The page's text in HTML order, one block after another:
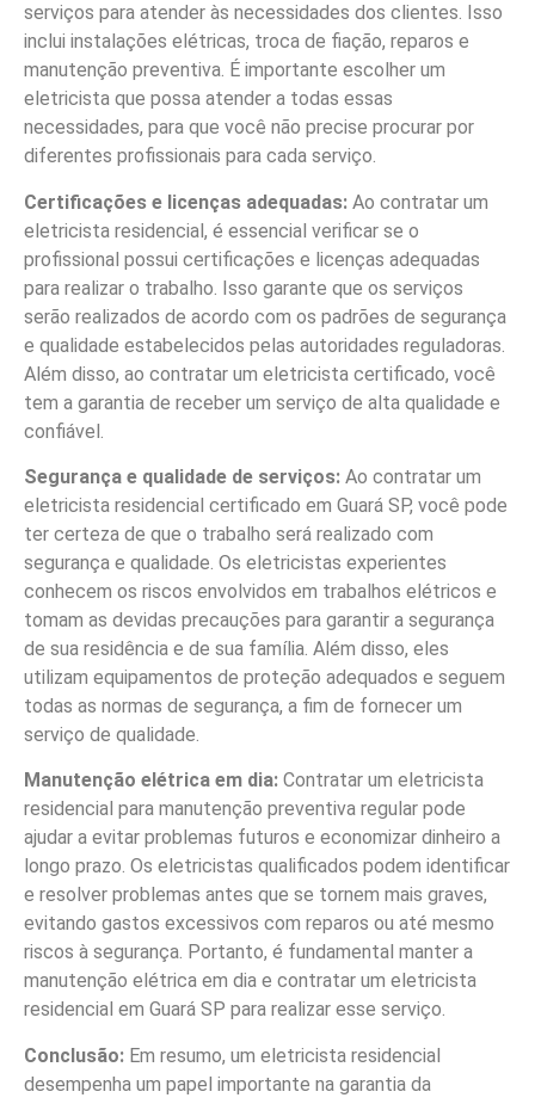
serviços para atender às necessidades dos clientes. Isso
inclui instalações elétricas, troca de fiação, reparos e
manutenção preventiva. É importante escolher um
eletricista que possa atender a todas essas
necessidades, para que você não precise procurar por
diferentes profissionais para cada serviço.
Certificações e licenças adequadas: Ao contratar um
eletricista residencial, é essencial verificar se o
profissional possui certificações e licenças adequadas
para realizar o trabalho. Isso garante que os serviços
serão realizados de acordo com os padrões de segurança
e qualidade estabelecidos pelas autoridades reguladoras.
Além disso, ao contratar um eletricista certificado, você
tem a garantia de receber um serviço de alta qualidade e
confiável.
Segurança e qualidade de serviços: Ao contratar um
eletricista residencial certificado em Guará SP, você pode
ter certeza de que o trabalho será realizado com
segurança e qualidade. Os eletricistas experientes
conhecem os riscos envolvidos em trabalhos elétricos e
tomam as devidas precauções para garantir a segurança
de sua residência e de sua família. Além disso, eles
utilizam equipamentos de proteção adequados e seguem
todas as normas de segurança, a fim de fornecer um
serviço de qualidade.
Manutenção elétrica em dia: Contratar um eletricista
residencial para manutenção preventiva regular pode
ajudar a evitar problemas futuros e economizar dinheiro a
longo prazo. Os eletricistas qualificados podem identificar
e resolver problemas antes que se tornem mais graves,
evitando gastos excessivos com reparos ou até mesmo
riscos à segurança. Portanto, é fundamental manter a
manutenção elétrica em dia e contratar um eletricista
residencial em Guará SP para realizar esse serviço.
Conclusão: Em resumo, um eletricista residencial
desempenha um papel importante na garantia da